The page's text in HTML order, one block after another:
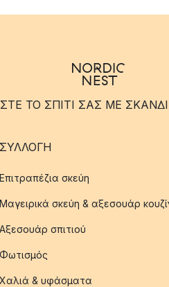
ΤΟ ΣΠΙΤΙ ΣΑΣ ΜΕ
ΣΥΛΛΟΓΉ
Επιτραπέζια σκεύη
Μαγειρικά σκεύη & αξεσουάρ
Αξεσουάρ σπιτιού
Φωτισμός
Χαλιά & υφάσματα